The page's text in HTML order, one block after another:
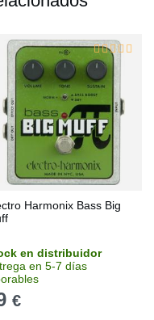
Harmonix Bass Big
en distribuidor
en 5-7 días
€